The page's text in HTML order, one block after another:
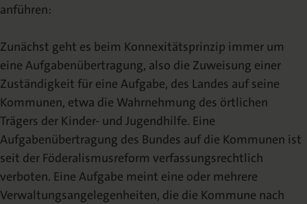
anführen:
Zunächst geht es beim Konnexitätsprinzip immer um
eine Aufgabenübertragung, also die Zuweisung einer
Zuständigkeit für eine Aufgabe, des Landes auf seine
Kommunen, etwa die Wahrnehmung des örtlichen
Trägers der Kinder- und Jugendhilfe. Eine
Aufgabenübertragung des Bundes auf die Kommunen ist
seit der Föderalismusreform verfassungsrechtlich
verboten. Eine Aufgabe meint eine oder mehrere
Verwaltungsangelegenheiten, die die Kommune nach